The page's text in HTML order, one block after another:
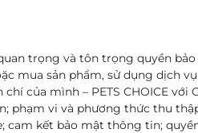
quan trọng và tôn trọng quyền
mua sản phẩm, sử dụng dịch
của mình – PETS CHOICE với
vi và phương thức thu
kết bảo mật thông tin;